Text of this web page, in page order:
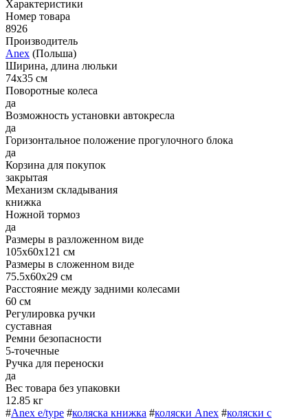
Характеристики
Номер товара
8926
Производитель
Anex (Польша)
Ширина, длина люльки
74x35 см
Поворотные колеса
да
Возможность установки автокресла
да
Горизонтальное положение прогулочного блока
да
Корзина для покупок
закрытая
Механизм складывания
книжка
Ножной тормоз
да
Размеры в разложенном виде
105x60x121 см
Размеры в сложенном виде
75.5x60x29 см
Расстояние между задними колесами
60 см
Регулировка ручки
суставная
Ремни безопасности
5-точечные
Ручка для переноски
да
Вес товара без упаковки
12.85 кг
#Anex e/type #коляска книжка #коляски Anex #коляски с